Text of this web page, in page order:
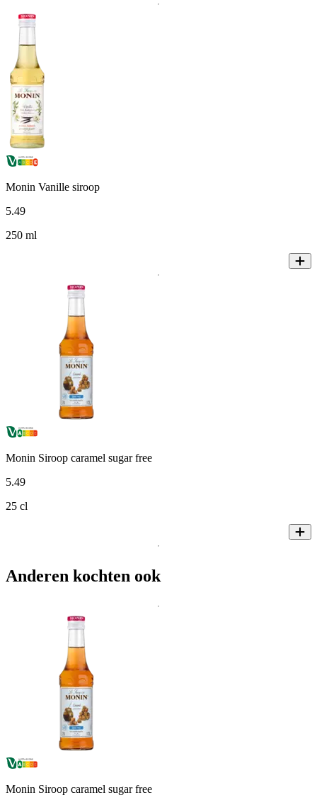
Monin Vanille siroop
5.49
250 ml
Monin Siroop caramel sugar free
5.49
25 cl
Anderen kochten ook
Monin Siroop caramel sugar free